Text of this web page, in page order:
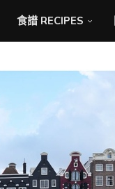
食譜 RECIPES